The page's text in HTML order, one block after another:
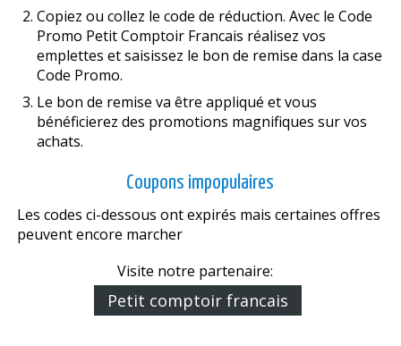
Copiez ou collez le code de réduction. Avec le Code
Promo Petit Comptoir Francais réalisez vos
emplettes et saisissez le bon de remise dans la case
Code Promo.
Le bon de remise va être appliqué et vous
bénéficierez des promotions magnifiques sur vos
achats.
Coupons impopulaires
Les codes ci-dessous ont expirés mais certaines offres
peuvent encore marcher
Visite notre partenaire:
Petit comptoir francais